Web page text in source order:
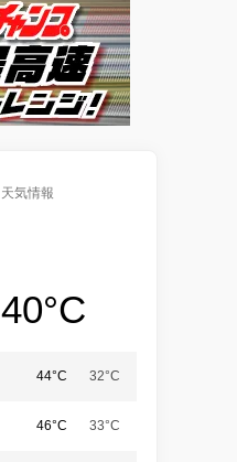
天気情報
40°C
44°C 32°C
46°C 33°C